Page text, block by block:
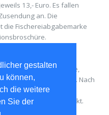
gestalten
können,
die weitere
Sie der
13,- Euro. Es fallen
an. Die
Fischereiabgabemarke
Personalausweiskopie,
per Post. Nach
wird der
Rückschein zugeschickt.